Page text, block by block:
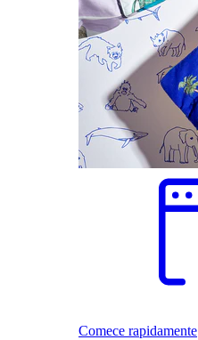
Comece rapidamente